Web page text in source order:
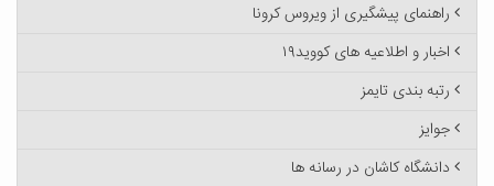
راهنمای پیشگیری از ویروس کرونا
اخبار و اطلاعیه های کووید۱۹
رتبه بندی تایمز
جوایز
دانشگاه کاشان در رسانه ها